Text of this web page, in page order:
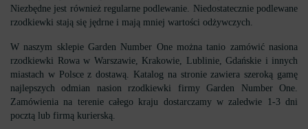
Niezbędne jest również regularne podlewanie. Niedostatecznie podlewane
rzodkiewki stają się jędrne i mają mniej wartości odżywczych.
W naszym sklepie Garden Number One można tanio zamówić nasiona
rzodkiewki Rowa w Warszawie, Krakowie, Lublinie, Gdańskie i innych
miastach w Polsce z dostawą.
Katalog na stronie zawiera szeroką gamę
najlepszych odmian nasion rzodkiewki firmy Garden Number One.
Zamówienia na terenie całego kraju dostarczamy w zaledwie 1-3 dni
pocztą lub firmą kurierską.